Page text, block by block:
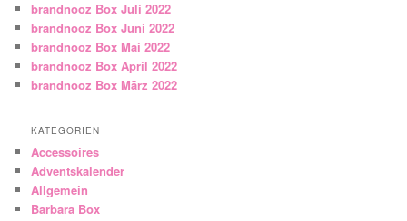
brandnooz Box Juli 2022
brandnooz Box Juni 2022
brandnooz Box Mai 2022
brandnooz Box April 2022
brandnooz Box März 2022
KATEGORIEN
Accessoires
Adventskalender
Allgemein
Barbara Box